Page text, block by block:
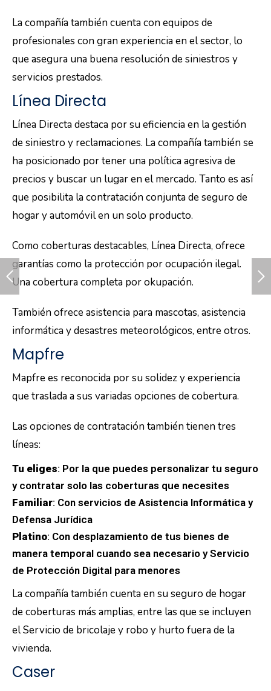
La compañía también cuenta con equipos de
profesionales con gran experiencia en el sector, lo
que asegura una buena resolución de siniestros y
servicios prestados.
Línea Directa
Línea Directa destaca por su eficiencia en la gestión
de siniestro y reclamaciones. La compañía también se
ha posicionado por tener una política agresiva de
precios y buscar un lugar en el mercado. Tanto es así
que posibilita la contratación conjunta de seguro de
hogar y automóvil en un solo producto.
Como coberturas destacables, Línea Directa, ofrece
garantías como la protección por ocupación ilegal.
Una cobertura completa por okupación.
También ofrece asistencia para mascotas, asistencia
informática y desastres meteorológicos, entre otros.
Mapfre
Mapfre es reconocida por su solidez y experiencia
que traslada a sus variadas opciones de cobertura.
Las opciones de contratación también tienen tres
líneas:
Tu eliges: Por la que puedes personalizar tu seguro
y contratar solo las coberturas que necesites
Familiar: Con servicios de Asistencia Informática y
Defensa Jurídica
Platino: Con desplazamiento de tus bienes de
manera temporal cuando sea necesario y Servicio
de Protección Digital para menores
La compañía también cuenta en su seguro de hogar
de coberturas más amplias, entre las que se incluyen
el Servicio de bricolaje y robo y hurto fuera de la
vivienda.
Caser